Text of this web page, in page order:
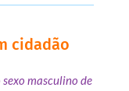
cidadão
masculino de